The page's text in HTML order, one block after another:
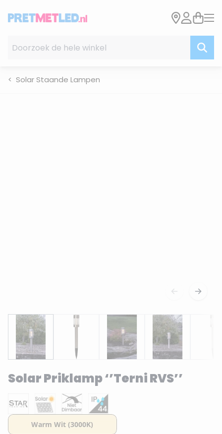
Solar Staande Lampen
Solar Priklamp ‘’Terni RVS’’